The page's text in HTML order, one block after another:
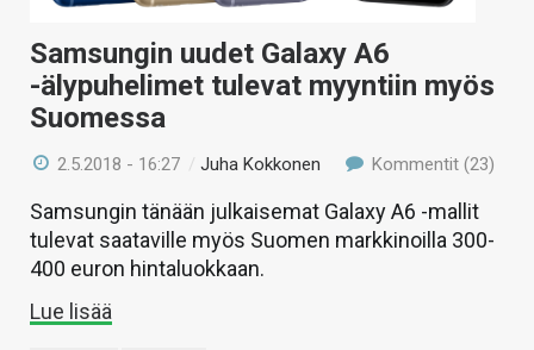
Samsungin uudet Galaxy A6
-älypuhelimet tulevat myyntiin myös
Suomessa
2.5.2018 - 16:27 /Juha Kokkonen Kommentit (23)
Samsungin tänään julkaisemat Galaxy A6 -mallit
tulevat saataville myös Suomen markkinoilla 300-
400 euron hintaluokkaan.
Lue lisää